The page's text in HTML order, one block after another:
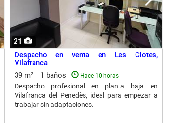
21
Despacho en venta en Les Clotes,
Vilafranca
39 m²
1 baños Hace 10 horas
Despacho profesional en planta baja en
Vilafranca del Penedès, ideal para empezar a
trabajar sin adaptaciones.